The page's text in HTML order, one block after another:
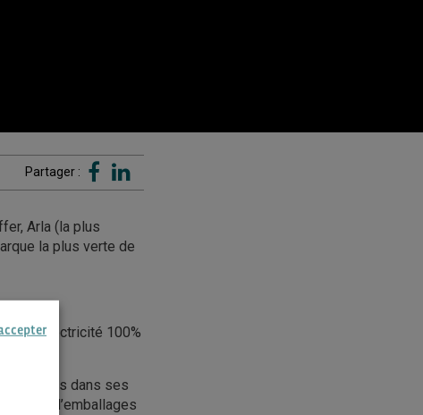
Partager :
Arla (la plus
la plus verte de
de l’électricité 100%
dans ses
d’emballages